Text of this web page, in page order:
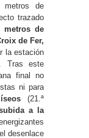
metros de
trazado
metros de
de Fer,
la estación
Tras este
final no
ni para
(21.ª
a la
desenlace